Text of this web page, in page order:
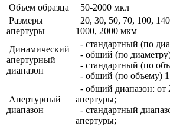
Объем образца
50-2000 мкл
Размеры
апертуры
20, 30, 50, 70, 100,
1000, 2000 мкм
Динамический
апертурный
диапазон
- стандартный (по
- общий (по
- стандартный (по
- общий (по объему)
Апертурный
диапазон
- общий диапазон: от
апертуры;
- cтандартный
апертуры;